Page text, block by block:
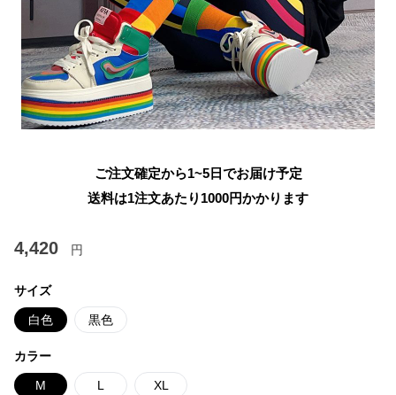
ご注文確定から1~5日でお届け予定
送料は1注文あたり 1000円かかります
4,420 円
サイズ
白色 黒色
カラー
M L XL